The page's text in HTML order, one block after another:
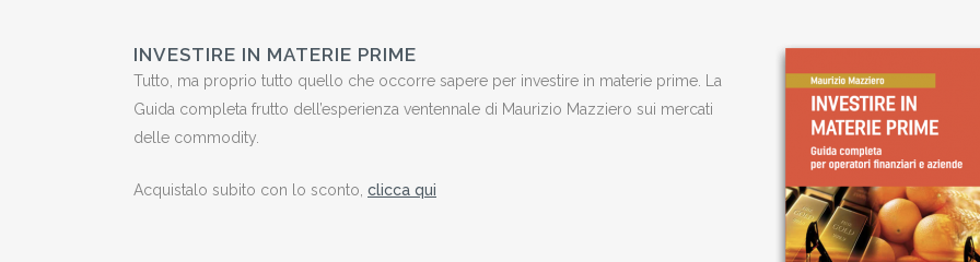
INVESTIRE IN MATERIE PRIME
Tutto, ma proprio tutto quello che occorre sapere per investire in materie prime. La
Guida completa frutto dell’esperienza ventennale di Maurizio Mazziero sui mercati
delle commodity.
Acquistalo subito con lo sconto, clicca qui